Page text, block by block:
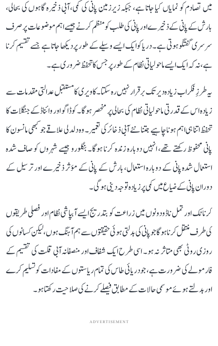
میں تصادم کو نمایاں کیا جاتا ہے، جبکہ زیرزمین پانی کی کمی، آبی ذخیرہ گاہوں کی بحالی،
بارش کے پانی کے ذخیرے اور پانی کی طلب کو منظم کرنے جیسے اہم موضوعات پر صرف
سرسری گفتگو ہوتی ہے۔ دریا کو ایک ایسے وسیلے کے طور پر دیکھا جاتا ہے جسے تقسیم کرنا
ہے، نہ کہ ایک ایسے ماحولیاتی نظام کے طور پر جس کا تحفظ ضروری ہے۔
یہ طرزِ فکر اب زیادہ دیر تک برقرار نہیں رہ سکتا۔ کاویری کا مستقبل عدالتی مقدمات سے
زیادہ اس کے قدرتی ماحولیاتی نظام کی بحالی پر منحصر ہوگا۔ کوڈاگو اور وائناڈ کے جنگلات کا
تحفظ اتنا ہی اہم ہونا چاہیے جتنا نئے آبی ذخائر کی تعمیر۔ وہ دلدلی علاقے جو کبھی مانسون کا
پانی محفوظ رکھتے تھے، انہیں دوبارہ زندہ کرنا ہوگا۔ بنگلورو جیسے شہروں کو صاف شدہ
استعمال شدہ پانی کے دوبارہ استعمال، بارش کے پانی کے مؤثر ذخیرے اور ترسیل کے
دوران پانی کے ضیاع میں کمی پر زیادہ توجہ دینی ہوگی۔
کرناٹک اور تمل ناڈو دونوں میں زراعت کو بتدریج ایسے آبپاشی نظام اور فصلی طریقوں
کی طرف منتقل کرنا ہوگا جو پانی کی بدلتی ہوئی حقیقتوں سے ہم آہنگ ہوں، لیکن کسانوں کی
روزی روٹی بھی متاثر نہ ہو۔ اسی طرح ایک شفاف اور منصفانہ آبی قلت کی تقسیم کے
فارمولے کی ضرورت ہے، جو دریائی طاس کی تمام ریاستوں کے مفادات کو تسلیم کرے
اور بدلتے ہوئے موسمی حالات کے مطابق فیصلے کرنے کی صلاحیت رکھتا ہو۔
ADVERTISEMENT